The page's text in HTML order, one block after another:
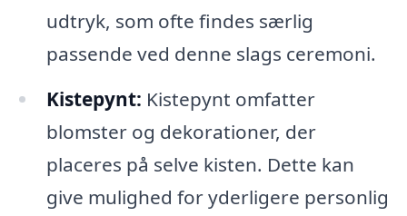
udtryk, som ofte findes særlig
passende ved denne slags ceremoni.
Kistepynt: Kistepynt omfatter
blomster og dekorationer, der
placeres på selve kisten. Dette kan
give mulighed for yderligere personlig